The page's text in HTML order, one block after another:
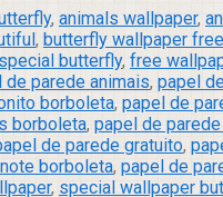
, animals wallpaper,
, butterfly wallpaper free
butterfly, free
de parede animais, papel
borboleta, papel de
borboleta, papel de
de parede gratuito,
borboleta, papel de
, special wallpaper